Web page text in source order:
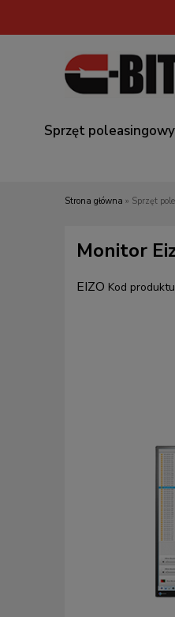
Sprzęt poleasingowy
Strona główna » Sprzęt
Monitor
EIZO Kod